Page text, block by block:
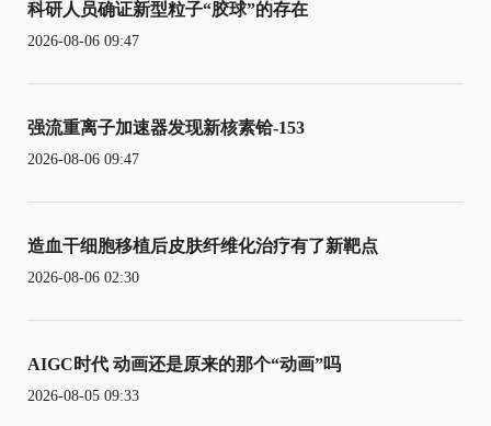
科研人员确证新型粒子“胶球”的存在
2026-08-06 09:47
强流重离子加速器发现新核素铪-153
2026-08-06 09:47
造血干细胞移植后皮肤纤维化治疗有了新靶点
2026-08-06 02:30
AIGC时代 动画还是原来的那个“动画”吗
2026-08-05 09:33